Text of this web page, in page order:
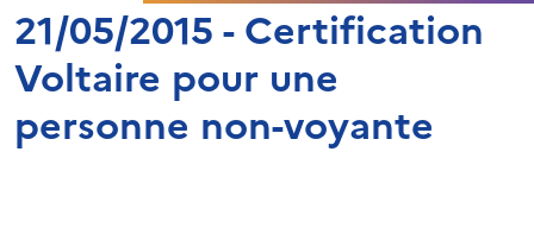
21/05/2015 - Certification
Voltaire pour une
personne non-voyante